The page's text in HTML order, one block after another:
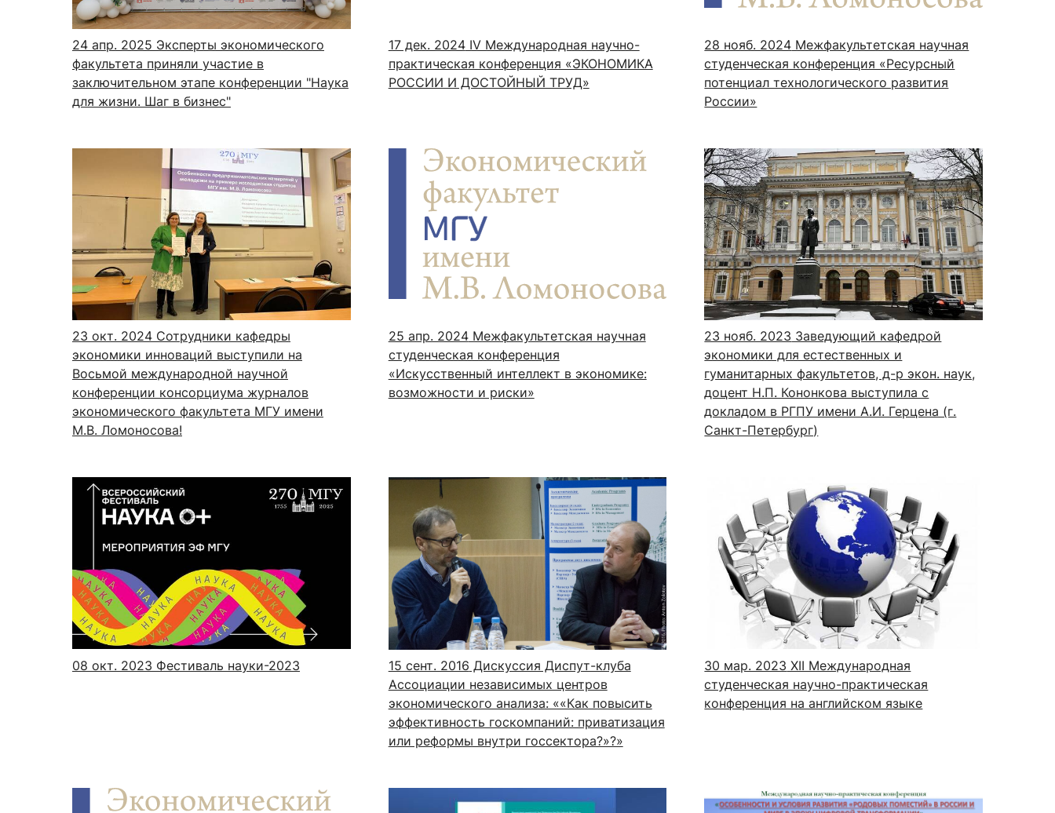
24 апр. 2025 Эксперты экономического
факультета приняли участие в
заключительном этапе конференции "Наука
для жизни. Шаг в бизнес"
17 дек. 2024IV Международная научно-
практическая конференция «ЭКОНОМИКА
РОССИИ И ДОСТОЙНЫЙ ТРУД»
28 нояб. 2024 Межфакультетская научная
студенческая конференция «Ресурсный
потенциал технологического развития
России»
23 окт. 2024 Сотрудники кафедры
экономики инноваций выступили на
Восьмой международной научной
конференции консорциума журналов
экономического факультета МГУ имени
М.В. Ломоносова!
25 апр. 2024Межфакультетская научная
студенческая конференция
«Искусственный интеллект в экономике:
возможности и риски»
23 нояб. 2023 Заведующий кафедрой
экономики для естественных и
гуманитарных факультетов, д-р экон. наук,
доцент Н.П. Кононкова выступила с
докладом в РГПУ имени А.И. Герцена (г.
Санкт-Петербург)
08 окт. 2023 Фестиваль науки-2023 15 сент. 2016 Дискуссия Диспут-клуба
Ассоциации независимых центров
экономического анализа: ««Как повысить
эффективность госкомпаний: приватизация
или реформы внутри госсектора?»?»
30 мар. 2023 XII Международная
студенческая научно-практическая
конференция на английском языке